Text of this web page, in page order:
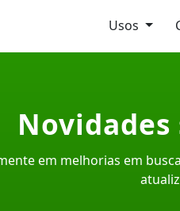
Usos
em melhorias em